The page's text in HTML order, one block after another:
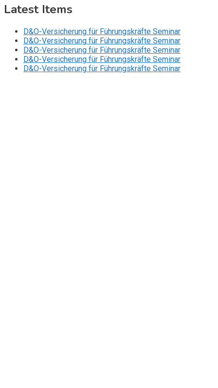
Latest Items
D&O-Versicherung für Führungskräfte Seminar
D&O-Versicherung für Führungskräfte Seminar
D&O-Versicherung für Führungskräfte Seminar
D&O-Versicherung für Führungskräfte Seminar
D&O-Versicherung für Führungskräfte Seminar